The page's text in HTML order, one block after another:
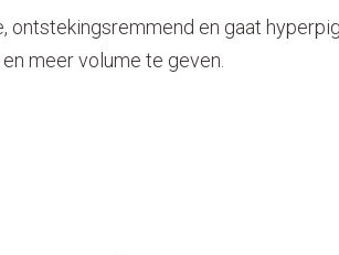
ontstekingsremmend en gaat
meer volume te geven.